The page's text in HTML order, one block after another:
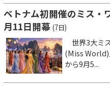
ベトナム初開催のミス・
月11日開幕 (7日)
世界3大ミ
(Miss World)
から9月5...